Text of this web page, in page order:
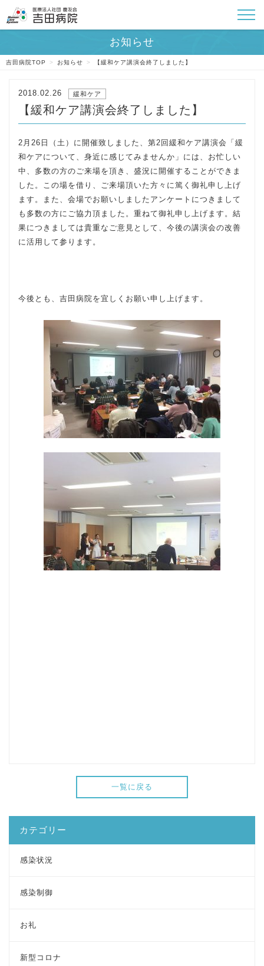
吉田病院TOP > お知らせ > 【緩和ケア講演会終了しました】
2018.02.26 緩和ケア
【緩和ケア講演会終了しました】
2月26日（土）に開催致しました、第2回緩和ケア講演会「緩
和ケアについて、身近に感じてみませんか」には、お忙しい
中、多数の方のご来場を頂き、盛況に開催することができま
した。この場を借り、ご来場頂いた方々に篤く御礼申し上げ
ます。また、会場でお願いしましたアンケートにつきまして
も多数の方にご協力頂ました。重ねて御礼申し上げます。結
果につきましては貴重なご意見として、今後の講演会の改善
に活用して参ります。
今後とも、吉田病院を宜しくお願い申し上げます。
一覧に戻る
カテゴリー
感染状況
感染制御
お礼
新型コロナ